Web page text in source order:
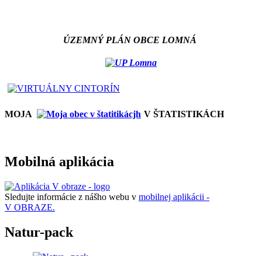
ÚZEMNÝ PLÁN OBCE LOMNÁ
MOJA V ŠTATISTIKÁCH
Mobilná aplikácia
Sledujte informácie z nášho webu v mobilnej aplikácii -
V OBRAZE.
Natur-pack